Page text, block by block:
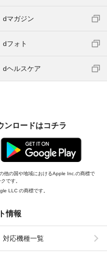
dマガジン
dフォト
dヘルスケア
ンロードはコチラ
他の国や地域におけるApple Inc.の商標で
です。
LLC の商標です。
情報
対応機種一覧